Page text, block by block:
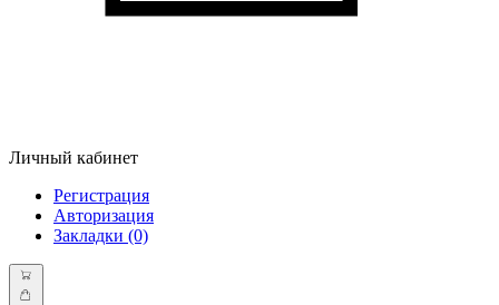
Личный кабинет
Регистрация
Авторизация
Закладки (0)